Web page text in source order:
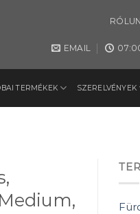
EMAIL
TERMÉKEK SZERELVÉNYEK